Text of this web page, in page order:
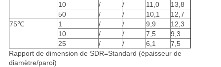
10 / / 11,0
13,8
50
/ / 10,1
12,7
75℃
1 / / 9,9
12,3
10
/ / 7,5
9,3
25
/ / 6,1
7,5
Rapport de dimension de SDR=Standard (épaisseur de
diamètre/paroi)